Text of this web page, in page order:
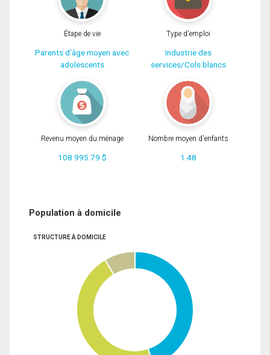
Étape de vie
Parents d'âge moyen avec
adolescents
Type d'emploi
Industrie des
services/Cols blancs
Revenu moyen du ménage
108 995.79 $
Nombre moyen d'enfants
1.48
Population à domicile
STRUCTURE À DOMICILE